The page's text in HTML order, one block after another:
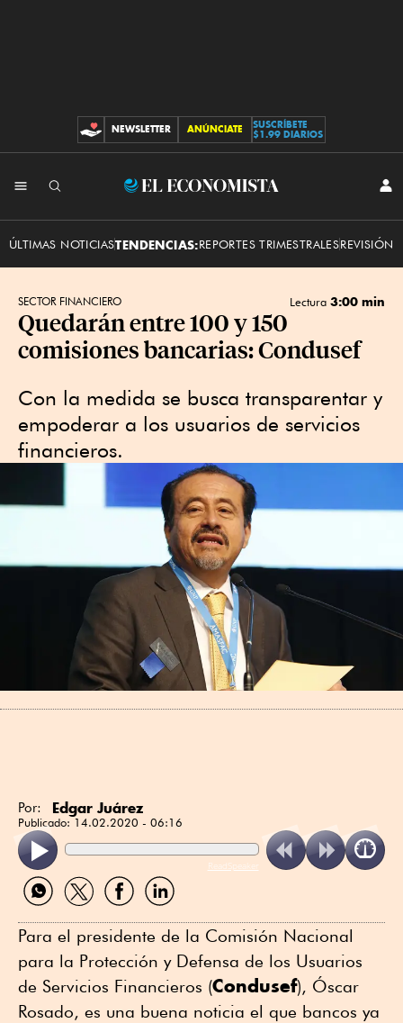
CONTRIBUCIONES
NEWSLETTER ANÚNCIATE
SUSCRÍBETE
$1.99 DIARIOS
El
ÚLTIMAS NOTICIASTENDENCIAS:REPORTES TRIMESTRALESREVISIÓN
SECTOR FINANCIERO Lectura 3:00 min
Quedarán entre 100 y 150
comisiones bancarias: Condusef
Con la medida se busca transparentar y
empoderar a los usuarios de servicios
financieros.
Por: Edgar Juárez
Publicado: 14.02.2020 - 06:16
ReadSpeaker
Compartir
por
Compartir
por
Compartir
por
Compartir
por
Para el presidente de la Comisión Nacional
para la Protección y Defensa de los Usuarios
de Servicios Financieros (Condusef), Óscar
Rosado, es una buena noticia el que bancos ya